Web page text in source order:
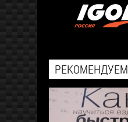
РЕКОМЕНДУЕМ